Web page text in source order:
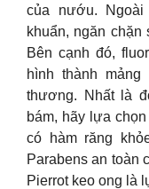
của nướu.
khuẩn, ngăn
Bên cạnh đó,
hình thành
thương. Nhất là
bám, hãy lựa
có hàm răng
Parabens an toàn
Pierrot keo ong là